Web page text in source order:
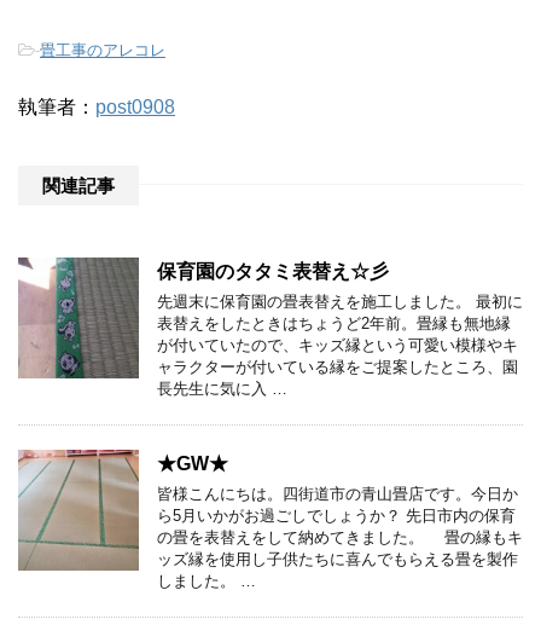
-畳工事のアレコレ
執筆者： post0908
関連記事
保育園のタタミ表替え☆彡
先週末に保育園の畳表替えを施工しました。 最初に
表替えをしたときはちょうど2年前。畳縁も無地縁
が付いていたので、キッズ縁という可愛い模様やキ
ャラクターが付いている縁をご提案したところ、園
長先生に気に入 …
★GW★
皆様こんにちは。四街道市の青山畳店です。今日か
ら5月いかがお過ごしでしょうか？ 先日市内の保育
の畳を表替えをして納めてきました。 畳の縁もキ
ッズ縁を使用し子供たちに喜んでもらえる畳を製作
しました。 …